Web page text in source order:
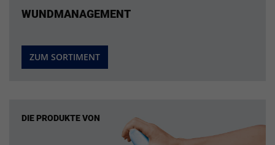
WUNDMANAGEMENT
ZUM SORTIMENT
DIE PRODUKTE VON